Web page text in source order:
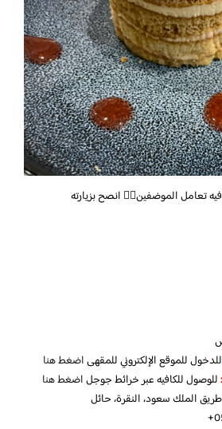
تعامل الموضفين👍🏻 انصح بزيارته
للدخول للموقع الإلكتروني للمقهىاضغط هنا
:للوصول للكافيه عبر خرائط جوجلاضغط هنا
الملك سعود، النقرة، حائل